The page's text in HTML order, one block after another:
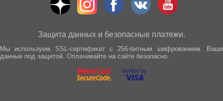
Защита данных и безопасные платежи.
Мы используем SSL-сертификат с 256-битным шифрованием. Ваши
данные под защитой. Оплачивайте на сайте безопасно.